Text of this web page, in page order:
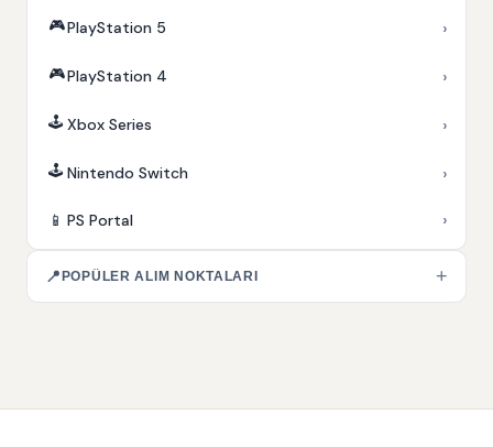
🎮PlayStation 5 ›
🎮PlayStation 4 ›
🕹️ Xbox Series ›
🕹️ Nintendo Switch ›
📱 PS Portal ›
📍 POPÜLER ALIM NOKTALARI +